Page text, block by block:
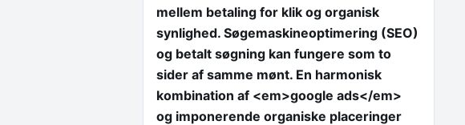
mellem betaling for klik og organisk
synlighed. Søgemaskineoptimering (SEO)
og betalt søgning kan fungere som to
sider af samme mønt. En harmonisk
kombination af <em>google ads</em>
og imponerende organiske placeringer